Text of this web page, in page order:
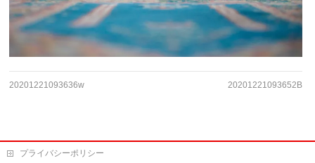
20201221093636w 20201221093652B
プライバシーポリシー